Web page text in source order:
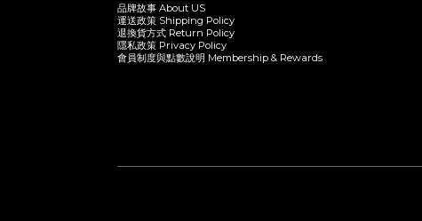
品牌故事 About US
運送政策 Shipping Policy
退換貨方式 Return Policy
隱私政策 Privacy Policy
會員制度與點數說明 Membership & Rewards